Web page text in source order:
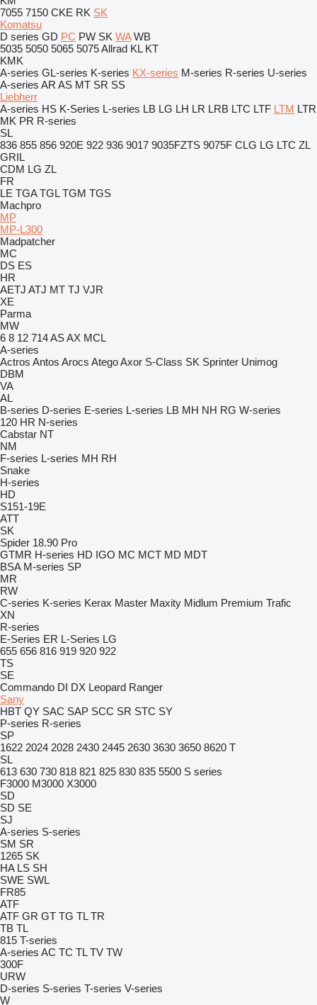
7055 7150 CKE RK SK
Komatsu
D series GD PC PW SK WA WB
5035 5050 5065 5075Allrad KL KT
KMK
A-series GL-series K-series KX-series M-series R-series U-series
A-series AR AS MT SR SS
Liebherr
A-series HS K-Series L-series LB LG LH LR LRB LTC LTF LTM LTR
MK PR R-series
SL
836 855 856 920E 922 936 9017 9035FZTS 9075F CLG LG LTC ZL
GRIL
CDM LG ZL
FR
LE TGA TGL TGM TGS
Machpro
MP
MP-L300
Madpatcher
MC
DS ES
HR
AETJ ATJ MT TJ VJR
XE
Parma
MW
6 8 12 714ASAX MCL
A-series
Actros Antos Arocs AtegoAxor S-Class SK Sprinter Unimog
DBM
VA
AL
B-series D-series E-series L-series LB MH NH RG W-series
120 HR N-series
Cabstar NT
NM
F-series L-series MH RH
Snake
H-series
HD
S151-19E
ATT
SK
Spider 18.90 Pro
GTMR H-series HD IGO MC MCT MD MDT
BSA M-series SP
MR
RW
C-series K-series Kerax Master Maxity Midlum Premium Trafic
XN
R-series
E-Series ER L-Series LG
655 656 816 919 920 922
TS
SE
Commando DI DX Leopard Ranger
Sany
HBT QY SAC SAP SCC SR STC SY
P-series R-series
SP
1622 2024 2028 2430 2445 2630 3630 3650 8620 T
SL
613 630 730 818 821 825 830 835 5500 S series
F3000 M3000 X3000
SD
SD SE
SJ
A-series S-series
SM SR
1265 SK
HA LS SH
SWE SWL
FR85
ATF
ATF GR GT TG TL TR
TB TL
815 T-series
A-series AC TC TL TV TW
300F
URW
D-series S-series T-series V-series
W